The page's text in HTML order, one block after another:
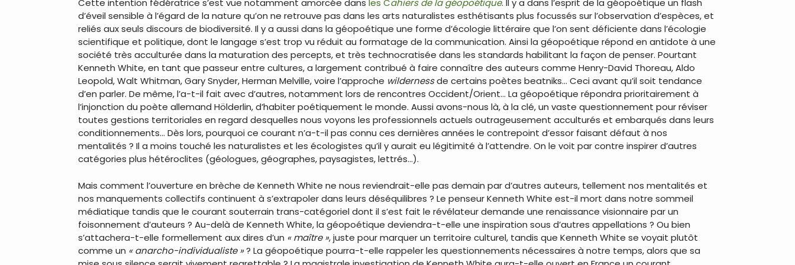
Cette intention fédératrice s’est vue notamment amorcée dans les Cahiers de la géopoétique. Il y a dans l’esprit de la géopoétique un flash
d’éveil sensible à l’égard de la nature qu’on ne retrouve pas dans les arts naturalistes esthétisants plus focussés sur l’observation d’espèces, et
reliés aux seuls discours de biodiversité. Il y a aussi dans la géopoétique une forme d’écologie littéraire que l’on sent déficiente dans l’écologie
scientifique et politique, dont le langage s’est trop vu réduit au formatage de la communication. Ainsi la géopoétique répond en antidote à une
société très acculturée dans la maturation des percepts, et très technocratisée dans les standards habilitant la façon de penser. Pourtant
Kenneth White, en tant que passeur entre cultures, a largement contribué à faire connaître des auteurs comme Henry-David Thoreau, Aldo
Leopold, Walt Whitman, Gary Snyder, Herman Melville, voire l’approche wildernessde certains poètes beatniks… Ceci avant qu’il soit tendance
d’en parler. De même, l’a-t-il fait avec d’autres, notamment lors de rencontres Occident/Orient… La géopoétique répondra prioritairement à
l’injonction du poète allemand Hölderlin, d’habiter poétiquement le monde. Aussi avons-nous là, à la clé, un vaste questionnement pour réviser
toutes gestions territoriales en regard desquelles nous voyons les professionnels actuels outrageusement acculturés et embarqués dans leurs
conditionnements… Dès lors, pourquoi ce courant n’a-t-il pas connu ces dernières années le contrepoint d’essor faisant défaut à nos
mentalités ? Il a moins touché les naturalistes et les écologistes qu’il y aurait eu légitimité à l’attendre. On le voit par contre inspirer d’autres
catégories plus hétéroclites (géologues, géographes, paysagistes, lettrés…).
Mais comment l’ouverture en brèche de Kenneth White ne nous reviendrait-elle pas demain par d’autres auteurs, tellement nos mentalités et
nos manquements collectifs continuent à s’extrapoler dans leurs déséquilibres ? Le penseur Kenneth White est-il mort dans notre sommeil
médiatique tandis que le courant souterrain trans-catégoriel dont il s’est fait le révélateur demande une renaissance visionnaire par un
foisonnement d’auteurs ? Au-delà de Kenneth White, la géopoétique deviendra-t-elle une inspiration sous d’autres appellations ? Ou bien
s’attachera-t-elle formellement aux dires d’un « maître », juste pour marquer un territoire culturel, tandis que Kenneth White se voyait plutôt
comme un « anarcho-individualiste »? La géopoétique pourra-t-elle rappeler les questionnements nécessaires à notre temps, alors que sa